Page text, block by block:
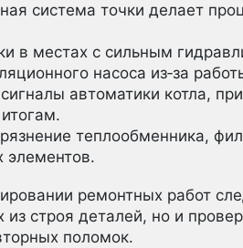
система точки делает
в местах с сильным
насоса из‑за
автоматики котла,
теплообменника,
элементов.
ремонтных работ
строя деталей, но и
поломок.